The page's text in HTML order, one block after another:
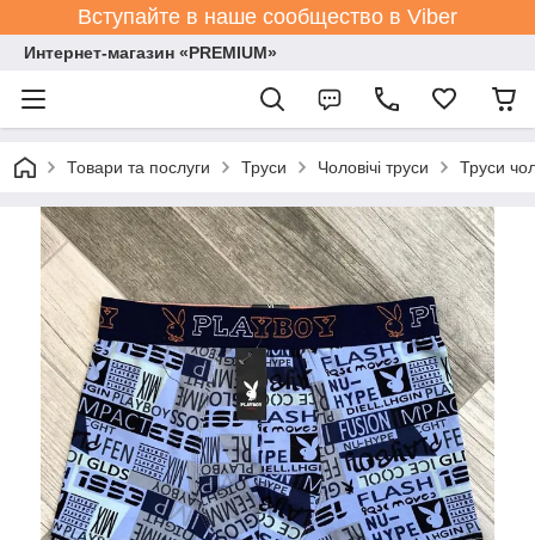
Вступайте в наше сообщество в Viber
Интернет-магазин «PREMIUM»
Товари та послуги Труси Чоловічі труси Труси